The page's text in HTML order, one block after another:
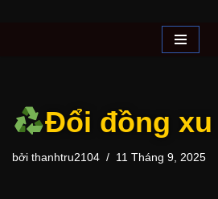
dung Đổi đồng xu
bởi thanhtru2104 11 Tháng 9, 2025